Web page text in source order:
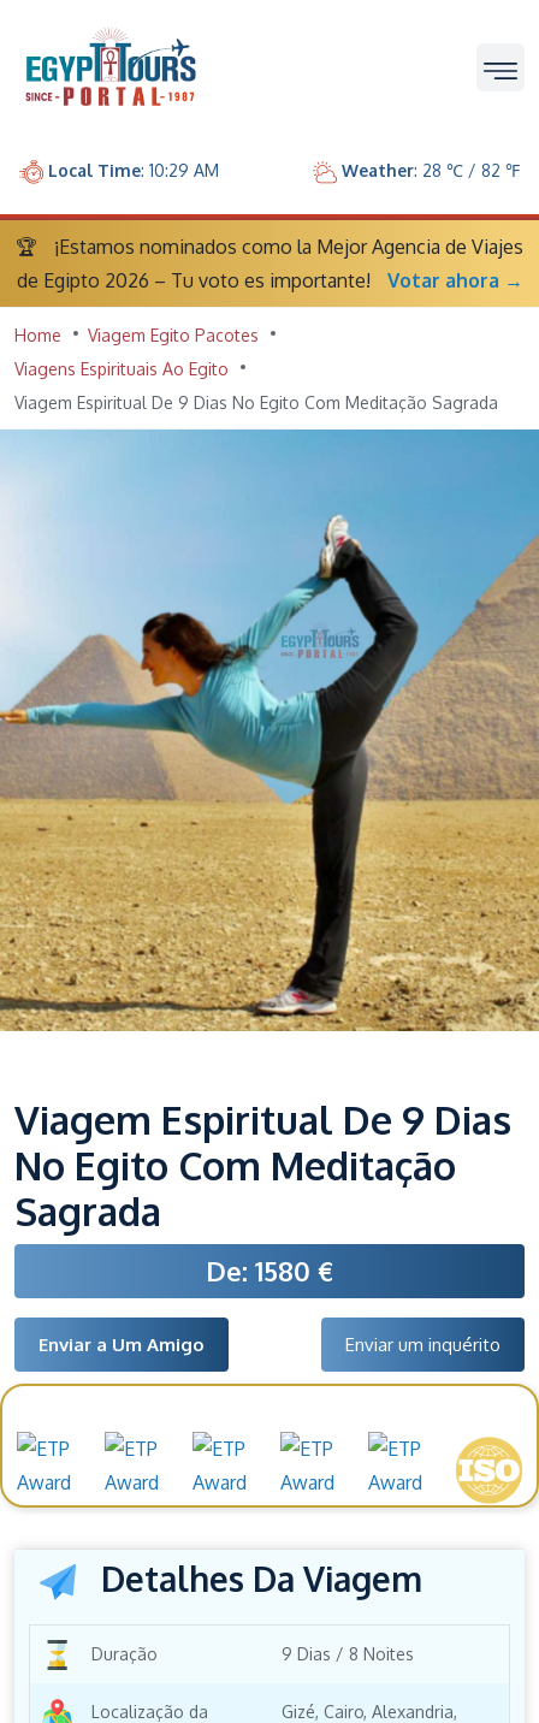
Local Time: 10:29 AM Weather: 28 ℃ / 82 ℉
🏆
¡Estamos nominados como la Mejor Agencia de Viajes
de Egipto 2026 – Tu voto es importante!
Votar ahora →
Home
Viagem Egito Pacotes
Viagens Espirituais Ao Egito
Viagem Espiritual De 9 Dias No Egito Com Meditação Sagrada
Viagem Espiritual De 9 Dias
No Egito Com Meditação
Sagrada
De: 1580 €
Enviar a Um Amigo Enviar um inquérito
Detalhes Da Viagem
Duração 9 Dias / 8 Noites
Localização da
Gizé, Cairo, Alexandria,